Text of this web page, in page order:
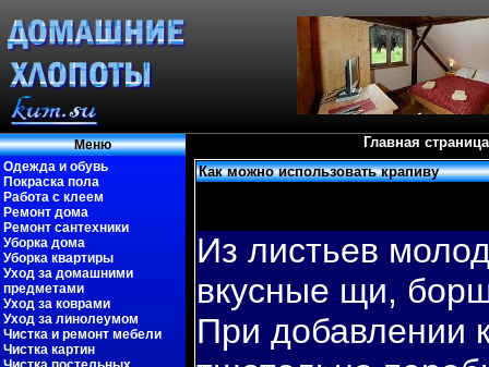
Меню
Одежда и обувь
Покраска пола
Работа с клеем
Ремонт дома
Ремонт сантехники
Уборка дома
Уборка квартиры
Уход за домашними
предметами
Уход за коврами
Уход за линолеумом
Чистка и ремонт мебели
Чистка картин
Главная страница
Как можно использовать крапиву
Из листьев
вкусные щи,
При добавлении